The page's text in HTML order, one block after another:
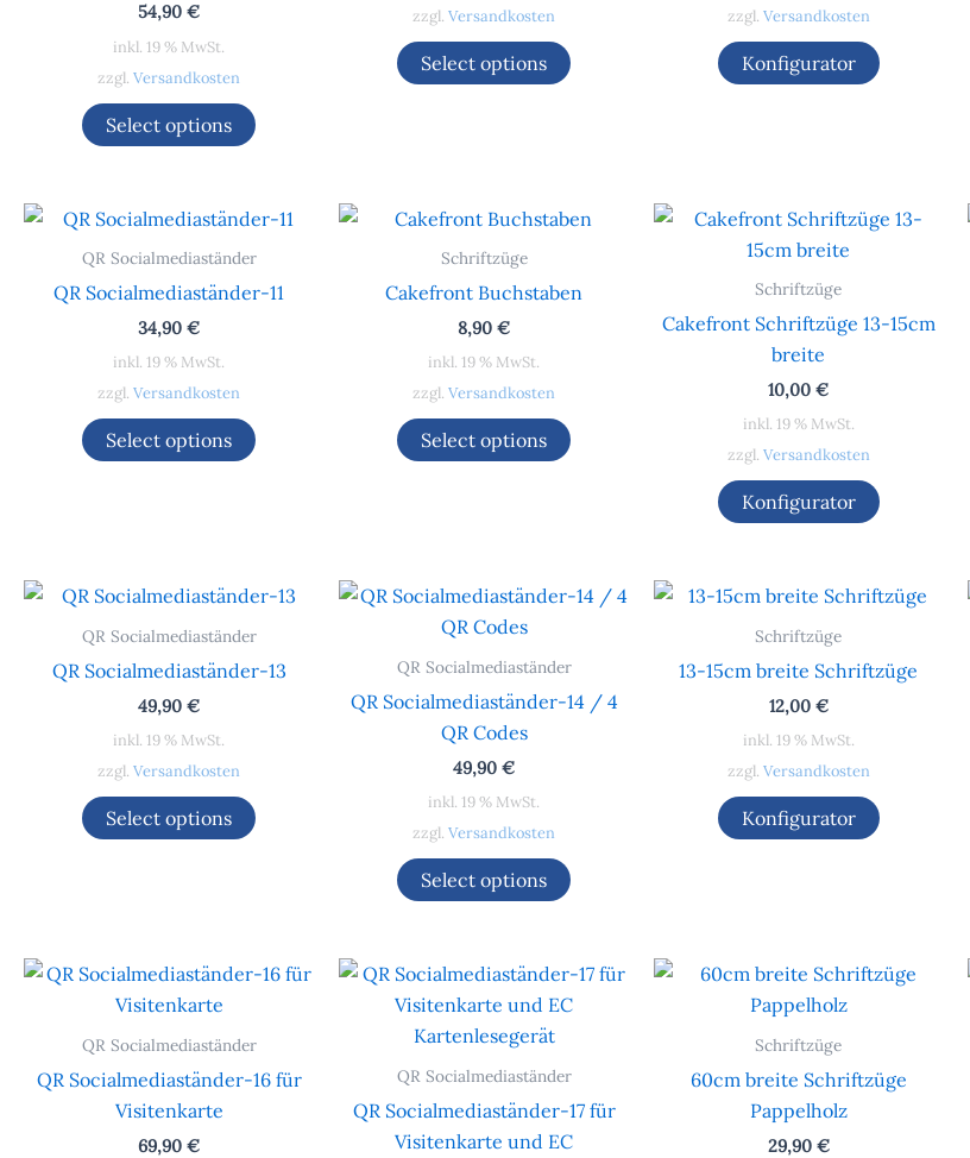
54,90€
inkl. 19 % MwSt.
zzgl.Versandkosten
Select options
zzgl.Versandkosten
Select options
zzgl. Versandkosten
Konfigurator
QR Socialmediaständer
QR Socialmediaständer-11
34,90€
inkl. 19 % MwSt.
zzgl.Versandkosten
Select options
Schriftzüge
Cakefront Buchstaben
8,90€
inkl. 19 % MwSt.
zzgl.Versandkosten
Select options
Schriftzüge
Cakefront Schriftzüge 13-15cm
breite
10,00€
inkl. 19 % MwSt.
zzgl. Versandkosten
Konfigurator
QR Socialmediaständer
QR Socialmediaständer-13
49,90€
inkl. 19 % MwSt.
zzgl.Versandkosten
Select options
QR Socialmediaständer
QR Socialmediaständer-14 / 4
QR Codes
49,90€
inkl. 19 % MwSt.
zzgl.Versandkosten
Select options
Schriftzüge
13-15cm breite Schriftzüge
12,00 €
inkl. 19 % MwSt.
zzgl. Versandkosten
Konfigurator
QR Socialmediaständer
QR Socialmediaständer-16 für
Visitenkarte
69,90€
QR Socialmediaständer
QR Socialmediaständer-17 für
Visitenkarte und EC
Schriftzüge
60cm breite Schriftzüge
Pappelholz
29,90 €